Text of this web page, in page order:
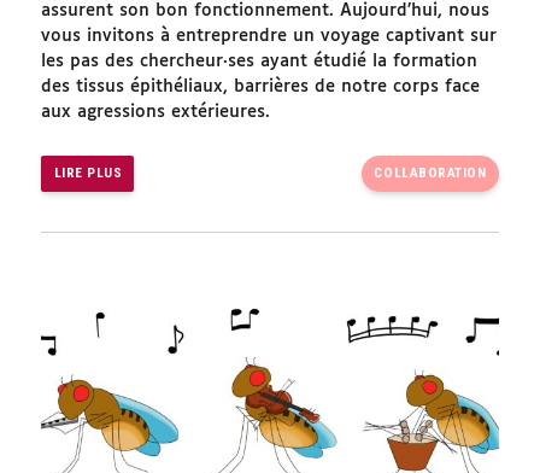
assurent son bon fonctionnement. Aujourd’hui, nous
vous invitons à entreprendre un voyage captivant sur
les pas des chercheur·ses ayant étudié la formation
des tissus épithéliaux, barrières de notre corps face
aux agressions extérieures.
LIRE PLUS COLLABORATION